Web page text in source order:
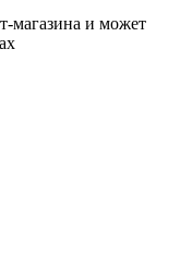
магазина и может